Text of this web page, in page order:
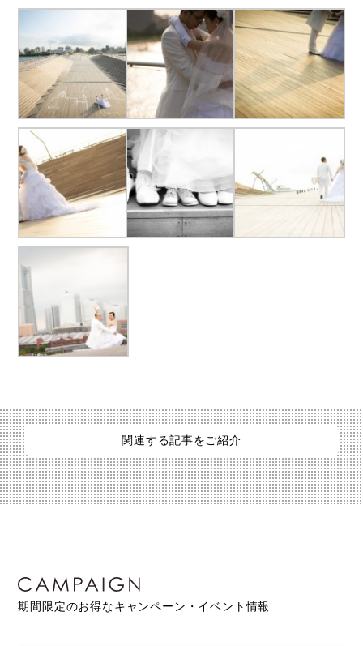
関連する記事をご紹介
期間限定のお得なキャンペーン・イベント情報